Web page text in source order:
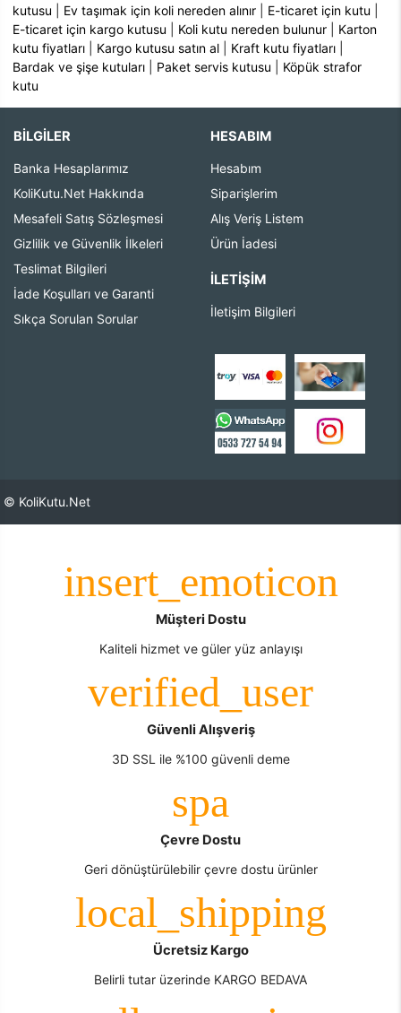
kutusu
Ev taşımak için koli nereden alınır E-ticaret için kutu
E-ticaret için kargo kutusu
Koli kutu nereden bulunur
Karton
kutu fiyatları
Kargo kutusu satın al Kraft kutu fiyatları
Bardak ve şişe kutuları
Paket servis kutusu
Köpük strafor
kutu
BİLGİLER
Banka Hesaplarımız
KoliKutu.Net Hakkında
Mesafeli Satış Sözleşmesi
Gizlilik ve Güvenlik İlkeleri
Teslimat Bilgileri
İade Koşulları ve Garanti
Sıkça Sorulan Sorular
HESABIM
Hesabım
Siparişlerim
Alış Veriş Listem
Ürün İadesi
İLETIŞIM
İletişim Bilgileri
© KoliKutu.Net
Müşteri Dostu
Kaliteli hizmet ve güler yüz anlayışı
Güvenli Alışveriş
3D SSL ile %100 güvenli deme
Çevre Dostu
Geri dönüştürülebilir çevre dostu ürünler
Ücretsiz Kargo
Belirli tutar üzerinde KARGO BEDAVA